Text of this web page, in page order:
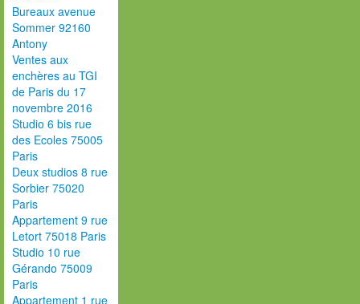
Bureaux avenue
Sommer 92160
Antony
Ventes aux
enchères au TGI
de Paris du 17
novembre 2016
Studio 6 bis rue
des Ecoles 75005
Paris
Deux studios 8 rue
Sorbier 75020
Paris
Appartement 9 rue
Letort 75018 Paris
Studio 10 rue
Gérando 75009
Paris
Appartement 1 rue